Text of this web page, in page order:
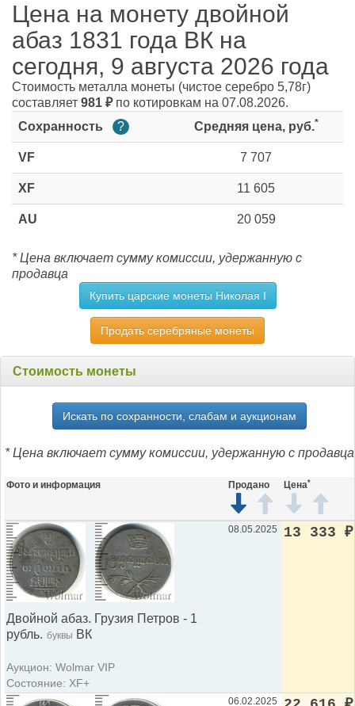
Цена на монету двойной
абаз 1831 года ВК на
сегодня, 9 августа 2026 года
Стоимость металла монеты (чистое серебро 5,78г)
составляет 981 ₽по котировкам на 07.08.2026.
Сохранность
? Средняя цена, руб.*
VF 7 707
XF 11 605
AU 20 059
* Цена включает сумму комиссии, удержанную с
продавца
Купить царские монеты Николая I
Продать серебряные монеты
Стоимость монеты
Искать по сохранности, слабам и аукционам
* Цена включает сумму комиссии, удержанную с продавца
Фото и информация Продано Цена*
Двойной абаз. Грузия Петров - 1
рубль. буквы ВК
Аукцион: Wolmar VIP
Состояние: XF+
08.05.2025 13 333 ₽
06.02.2025